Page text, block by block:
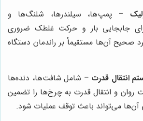
– پمپ‌ها، سیلندرها، شلنگ‌ها و
جابجایی بار و حرکت غلطک ضروری
صحیح آن‌ها مستقیماً بر راندمان دستگاه
انتقال قدرت – شامل شافت‌ها، دنده‌ها
روان و انتقال قدرت به چرخ‌ها را تضمین
آن‌ها می‌تواند باعث توقف عملیات شود.